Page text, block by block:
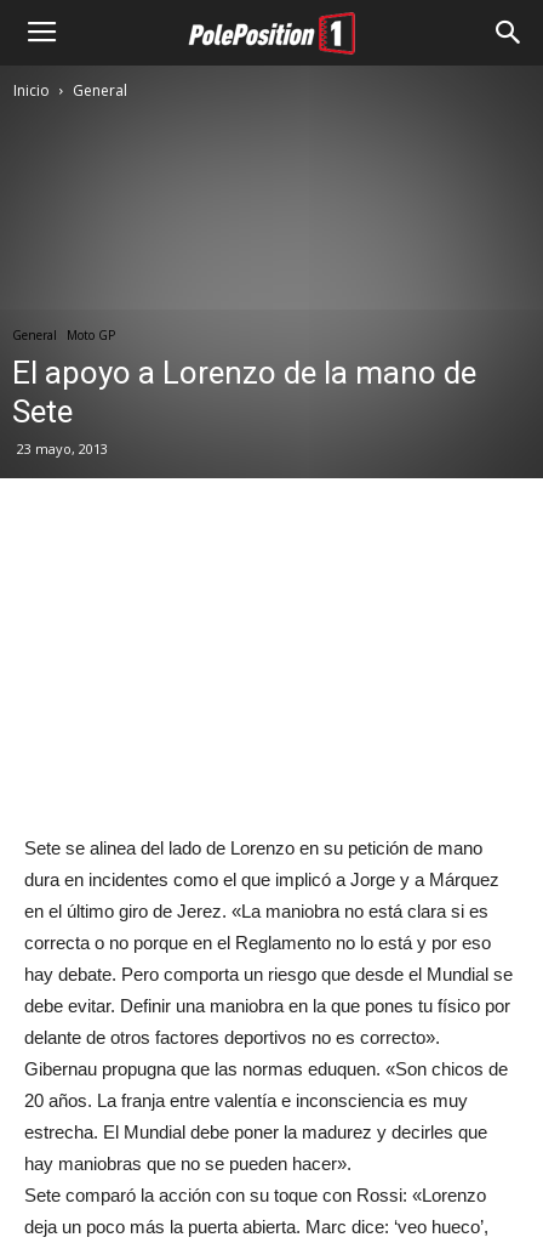
Inicio General
General Moto GP
El apoyo a Lorenzo de la mano de
Sete
23 mayo, 2013
Sete se alinea del lado de Lorenzo en su petición de mano
dura en incidentes como el que implicó a Jorge y a Márquez
en el último giro de Jerez. «La maniobra no está clara si es
correcta o no porque en el Reglamento no lo está y por eso
hay debate. Pero comporta un riesgo que desde el Mundial se
debe evitar. Definir una maniobra en la que pones tu físico por
delante de otros factores deportivos no es correcto».
Gibernau propugna que las normas eduquen. «Son chicos de
20 años. La franja entre valentía e inconsciencia es muy
estrecha. El Mundial debe poner la madurez y decirles que
hay maniobras que no se pueden hacer».
Sete comparó la acción con su toque con Rossi: «Lorenzo
deja un poco más la puerta abierta. Marc dice: ‘veo hueco’,